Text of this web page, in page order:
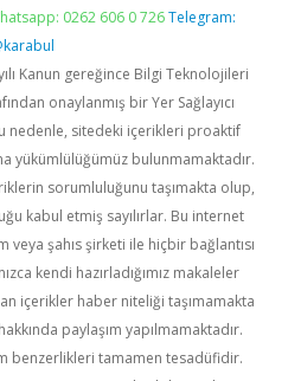
0262 606 0 726 Telegram:
Kanun gereğince Bilgi Teknolojileri
onaylanmış bir Yer Sağlayıcı
nedenle, sitedeki içerikleri proaktif
yükümlülüğümüz bulunmamaktadır.
sorumluluğunu taşımakta olup,
kabul etmiş sayılırlar. Bu internet
şahıs şirketi ile hiçbir bağlantısı
kendi hazırladığımız makaleler
içerikler haber niteliği taşımamakta
paylaşım yapılmamaktadır.
benzerlikleri tamamen tesadüfidir.